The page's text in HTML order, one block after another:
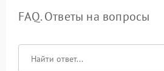
FAQ. Ответы на вопросы